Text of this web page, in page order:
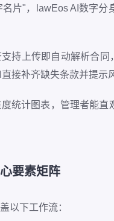
片"，lawEos AI数字
持上传即自动解析合同
接补齐缺失条款并提示
统计图表，管理者能直
要素矩阵
以下工作流：